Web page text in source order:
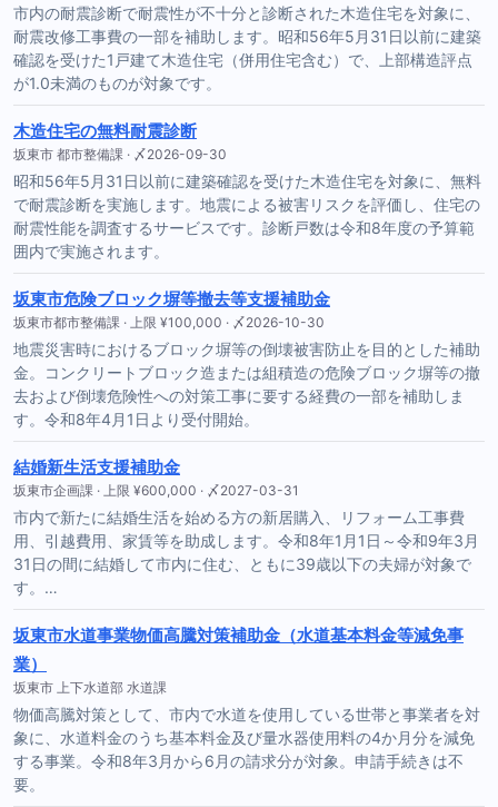
市内の耐震診断で耐震性が不十分と診断された木造住宅を対象に、
耐震改修工事費の一部を補助します。昭和56年5月31日以前に建築
確認を受けた1戸建て木造住宅（併用住宅含む）で、上部構造評点
が1.0未満のものが対象です。
木造住宅の無料耐震診断
坂東市 都市整備課 · 〆2026-09-30
昭和56年5月31日以前に建築確認を受けた木造住宅を対象に、無料
で耐震診断を実施します。地震による被害リスクを評価し、住宅の
耐震性能を調査するサービスです。診断戸数は令和8年度の予算範
囲内で実施されます。
坂東市危険ブロック塀等撤去等支援補助金
坂東市都市整備課 · 上限 ¥100,000 · 〆2026-10-30
地震災害時におけるブロック塀等の倒壊被害防止を目的とした補助
金。コンクリートブロック造または組積造の危険ブロック塀等の撤
去および倒壊危険性への対策工事に要する経費の一部を補助しま
す。令和8年4月1日より受付開始。
結婚新生活支援補助金
坂東市企画課 · 上限 ¥600,000 · 〆2027-03-31
市内で新たに結婚生活を始める方の新居購入、リフォーム工事費
用、引越費用、家賃等を助成します。令和8年1月1日～令和9年3月
31日の間に結婚して市内に住む、ともに39歳以下の夫婦が対象で
す。…
坂東市水道事業物価高騰対策補助金（水道基本料金等減免事
業）
坂東市 上下水道部 水道課
物価高騰対策として、市内で水道を使用している世帯と事業者を対
象に、水道料金のうち基本料金及び量水器使用料の4か月分を減免
する事業。令和8年3月から6月の請求分が対象。申請手続きは不
要。